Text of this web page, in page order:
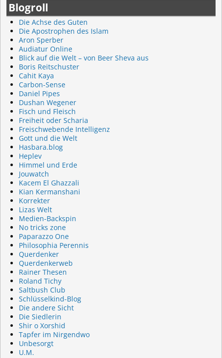
Blogroll
Die Achse des Guten
Die Apostrophen des Islam
Aron Sperber
Audiatur Online
Blick auf die Welt – von Beer Sheva aus
Boris Reitschuster
Cahit Kaya
Carbon-Sense
Daniel Pipes
Dushan Wegener
Fisch und Fleisch
Freiheit oder Scharia
Freischwebende Intelligenz
Gott und die Welt
Hasbara.blog
Heplev
Himmel und Erde
Jouwatch
Kacem El Ghazzali
Kian Kermanshani
Korrekter
Lizas Welt
Medien-Backspin
No tricks zone
Paparazzo One
Philosophia Perennis
Querdenker
Querdenkerweb
Rainer Thesen
Roland Tichy
Saltbush Club
Schlüsselkind-Blog
Die andere Sicht
Die Siedlerin
Shir o Xorshid
Tapfer im Nirgendwo
Unbesorgt
U.M.